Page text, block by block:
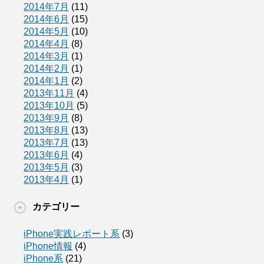
2014年7月 (11)
2014年6月 (15)
2014年5月 (10)
2014年4月 (8)
2014年3月 (1)
2014年2月 (1)
2014年1月 (2)
2013年11月 (4)
2013年10月 (5)
2013年9月 (8)
2013年8月 (13)
2013年7月 (13)
2013年6月 (4)
2013年5月 (3)
2013年4月 (1)
カテゴリー
iPhone実践レポート系 (3)
iPhone情報 (4)
iPhone系 (21)